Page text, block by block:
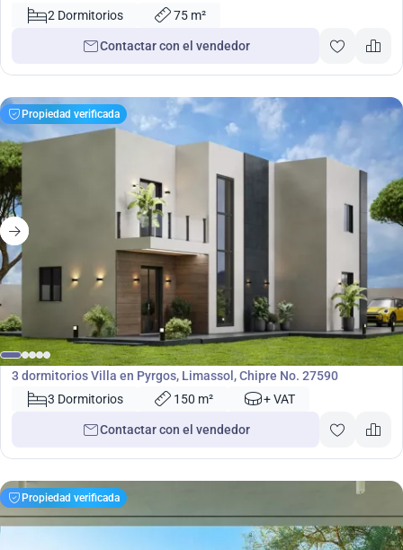
4942 2 Dormitorios 75 m²
Contactar con el vendedor
Propiedad verificada
€260 000
Villa
3 dormitorios Villa en Pyrgos, Limassol, Chipre No. 27590
3 Dormitorios
150 m² + VAT
Contactar con el vendedor
Propiedad verificada